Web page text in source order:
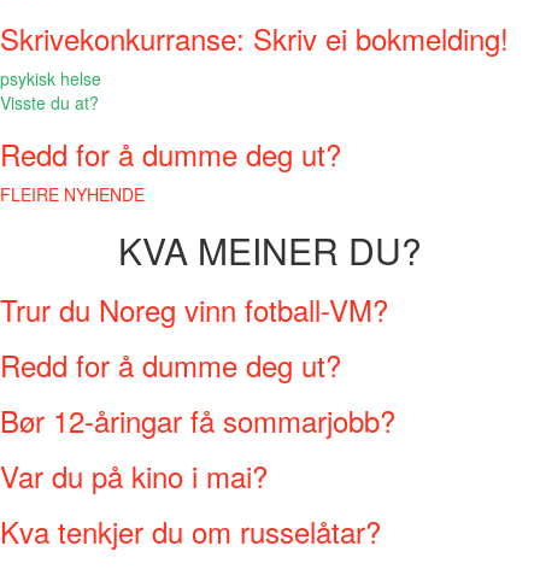
Skrivekonkurranse: Skriv ei bokmelding!
psykisk helse
Visste du at?
Redd for å dumme deg ut?
FLEIRE NYHENDE
KVA MEINER DU?
Trur du Noreg vinn fotball-VM?
Redd for å dumme deg ut?
Bør 12-åringar få sommarjobb?
Var du på kino i mai?
Kva tenkjer du om russelåtar?